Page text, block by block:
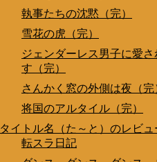
執事たちの沈黙（完）
雪花の虎（完）
ジェンダーレス男子に愛さ
す（完）
さんかく窓の外側は夜（完
将国のアルタイル（完）
タイトル名（た～と）のレビュ
転スラ日記